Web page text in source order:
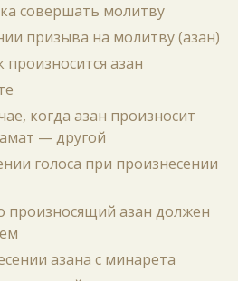
совершать молитву
призыва на молитву (азан)
произносится азан
когда азан произносит
— другой
голоса при произнесении
произносящий азан должен
азана с минарета